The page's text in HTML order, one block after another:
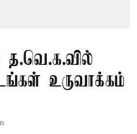
த.வெ.க.வில்
உருவாக்கம்